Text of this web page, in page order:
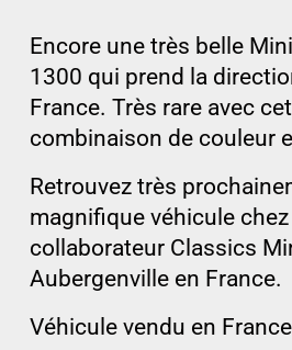
Encore une très belle
1300 qui prend la
France. Très rare avec
combinaison de couleur
Retrouvez très
magnifique véhicule
collaborateur Classics
Aubergenville en France.
Véhicule vendu en